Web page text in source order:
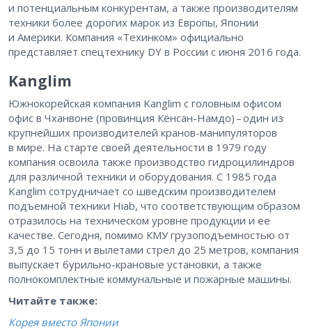
и потенциальным конкурентам, а также производителям
техники более дорогих марок из Европы, Японии
и Америки. Компания «Техинком» официально
представляет спецтехнику DY в России с июня 2016 года.
Kanglim
Южнокорейская компания Kanglim с головным офисом
офис в Чханвоне (провинция Кёнсан-Намдо) – ​один из
крупнейших производителей кранов-манипуляторов
в мире. На старте своей деятельности в 1979 году
компания освоила также производство гидроцилиндров
для различной техники и оборудования. С 1985 года
Kanglim сотрудничает со шведским производителем
подъемной техники Hiab, что соответствующим образом
отразилось на техническом уровне продукции и ее
качестве. Сегодня, помимо КМУ грузоподъемностью от
3,5 до 15 тонн и вылетами стрел до 25 метров, компания
выпускает бурильно-крановые установки, а также
полнокомплектные коммунальные и пожарные машины.
Читайте также:
Корея вместо Японии